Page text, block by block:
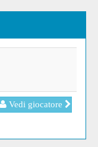
Vedi giocatore